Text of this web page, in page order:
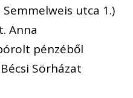
utca 1.)
Anna
pénzéből
Sörházat